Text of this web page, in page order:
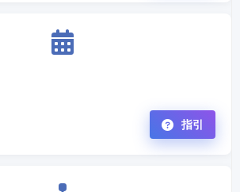
指引